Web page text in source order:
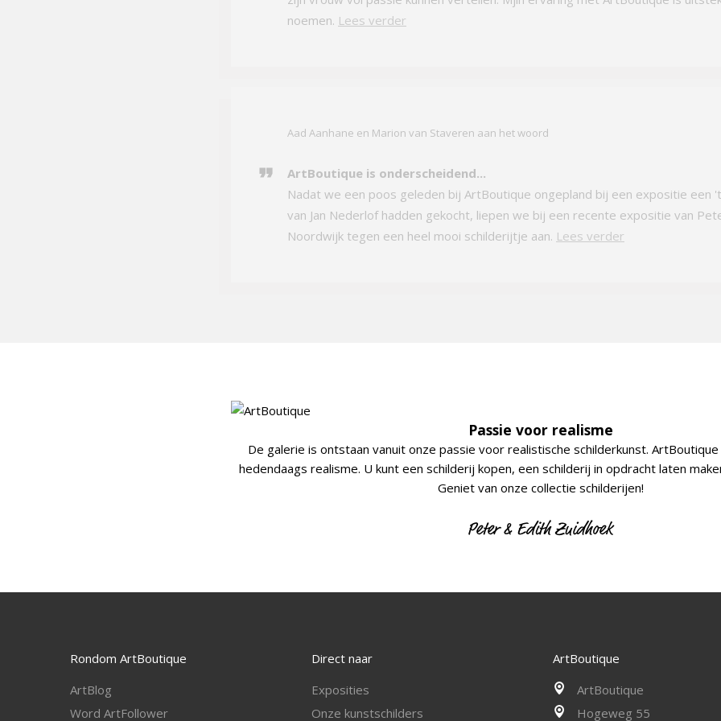
noemen. Lees verder
Aad Aanhane en Marion van Staveren aan het woord
ArtBoutique is onderscheidend...
Nadat we een poos geleden bij ArtBoutique ongepland bij een expositie een
van Jan Nederlof hadden gekocht, liepen we bij een recente expositie van
Noordwijk tegen een heel mooi schilderijtje aan. Lees verder
Passie voor realisme
De galerie is ontstaan vanuit onze passie voor realistische schilderkunst.
hedendaags realisme. U kunt een schilderij kopen, een schilderij in opdracht laten
Geniet van onze collectie schilderijen!
Rondom ArtBoutique
ArtBlog
Word ArtFollower
Direct naar
Exposities
Onze kunstschilders
ArtBoutique
ArtBoutique
Hogeweg 55